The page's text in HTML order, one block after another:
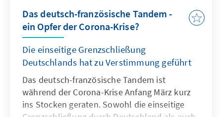
die Krisenvorsorge unzureichend war und das
französische Gesundheitssystem am Tropf
Ostermontag langfristige Änderungen seiner
Politik angekündigt.
Das deutsch-französische Tandem -
ein Opfer der Corona-Krise?
Die einseitige Grenzschließung
Deutschlands hat zu Verstimmung geführt
Das deutsch-französische Tandem ist
während der Corona-Krise Anfang März kurz
ins Stocken geraten. Sowohl die einseitige